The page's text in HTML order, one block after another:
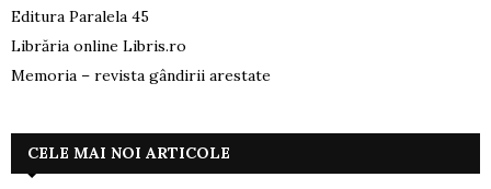
Editura Paralela 45
Librăria online Libris.ro
Memoria – revista gândirii arestate
CELE MAI NOI ARTICOLE